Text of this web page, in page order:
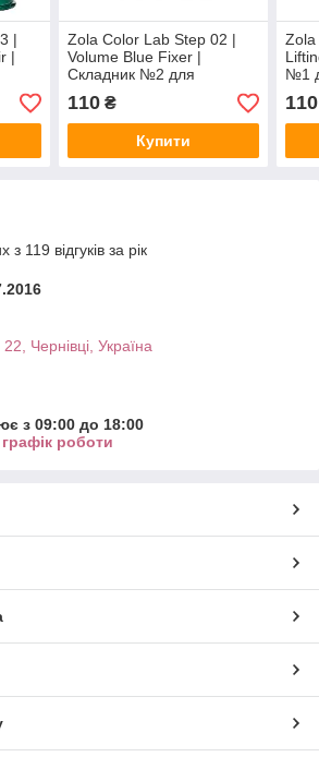
|
|
Zola Color Lab Step 02 |
Volume Blue Fixer |
Складник №2 для
ламінування вій і брів |
Саше 1 мл
110₴
Купити
№1
110
119 відгуків за рік
Чернівці, Україна
з 09:00 до 18:00
роботи